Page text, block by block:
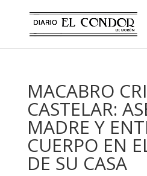
MACABRO
CASTELAR:
MADRE Y
CUERPO EN
DE SU CASA